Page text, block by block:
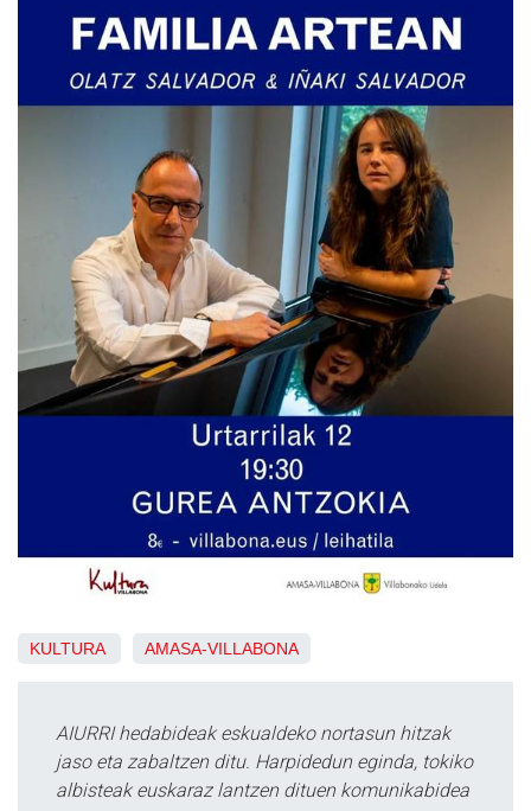
KULTURA AMASA-VILLABONA
AIURRI hedabideak eskualdeko nortasun hitzak
jaso eta zabaltzen ditu. Harpidedun eginda, tokiko
albisteak euskaraz lantzen dituen komunikabidea